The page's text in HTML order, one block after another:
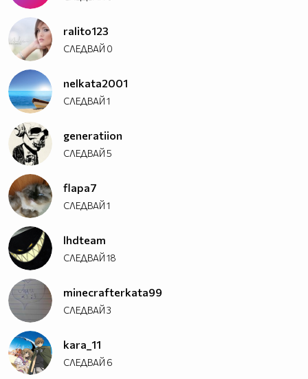
ralito123
СЛЕДВАЙ 0
nelkata2001
СЛЕДВАЙ1
generatiion
СЛЕДВАЙ5
flapa7
СЛЕДВАЙ1
lhdteam
СЛЕДВАЙ18
minecrafterkata99
СЛЕДВАЙ3
kara_11
СЛЕДВАЙ 6